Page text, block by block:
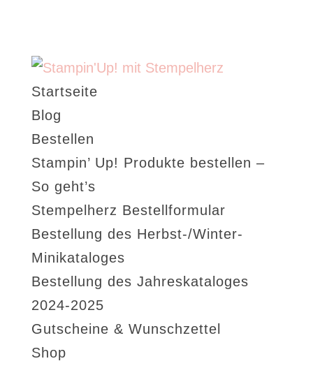
Startseite
Blog
Bestellen
Stampin’ Up! Produkte bestellen –
So geht’s
Stempelherz Bestellformular
Bestellung des Herbst-/Winter-
Minikataloges
Bestellung des Jahreskataloges
2024-2025
Gutscheine & Wunschzettel
Shop